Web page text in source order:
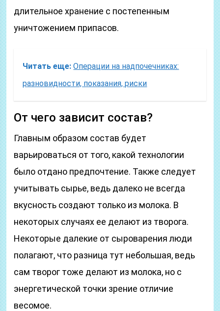
длительное хранение с постепенным
уничтожением припасов.
Читать еще: Операции на надпочечниках:
разновидности, показания, риски
От чего зависит состав?
Главным образом состав будет
варьироваться от того, какой технологии
было отдано предпочтение. Также следует
учитывать сырье, ведь далеко не всегда
вкусность создают только из молока. В
некоторых случаях ее делают из творога.
Некоторые далекие от сыроварения люди
полагают, что разница тут небольшая, ведь
сам творог тоже делают из молока, но с
энергетической точки зрение отличие
весомое.